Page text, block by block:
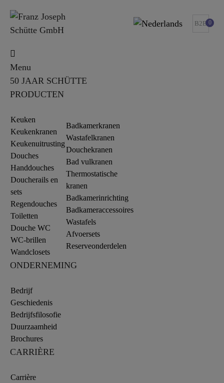
B2B 0
Menu
50 JAAR SCHÜTTE
PRODUCTEN
Keuken
Keukenkranen
Keukenuitrusting
Douches
Handdouches
Doucherails en
sets
Regendouches
Toiletten
Douche WC
WC-brillen
Wandclosets
Badkamerkranen
Wastafelkranen
Douchekranen
Bad vulkranen
Thermostatische
kranen
Badkamerinrichting
Badkameraccessoires
Wastafels
Afvoersets
Reserveonderdelen
ONDERNEMING
Bedrijf
Geschiedenis
Bedrijfsfilosofie
Duurzaamheid
Brochures
CARRIÈRE
Carrière